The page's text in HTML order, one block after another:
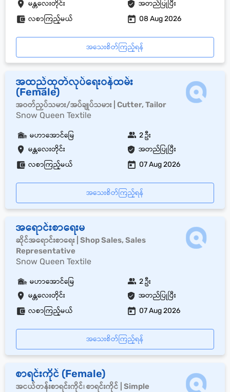
မန္တလေးတိုင်း အတည်ပြုပြီး
လစာကြည့်မယ် 08 Aug 2026
အသေးစိတ်ကြည့်ရန်
အထည်ထုတ်လုပ်ရေးဝန်ထမ်း
(Female)
အဝတ်ညှပ်သမား/အပ်ချုပ်သမား | Cutter, Tailor
Snow Queen Textile
မန္တလေးတိုင်း အတည်ပြုပြီး
မဟာအောင်မြေ 2 ဦး
လစာကြည့်မယ် 07 Aug 2026
အသေးစိတ်ကြည့်ရန်
အရောင်းစာရေးမ
ဆိုင်အရောင်းစာရေး | Shop Sales, Sales
Representative
Snow Queen Textile
မန္တလေးတိုင်း အတည်ပြုပြီး
မဟာအောင်မြေ 2 ဦး
လစာကြည့်မယ် 07 Aug 2026
အသေးစိတ်ကြည့်ရန်
စာရင်းကိုင် (Female)
အငယ်တန်းစာရင်းကိုင်၊ စာရင်းကိုင် | Simple